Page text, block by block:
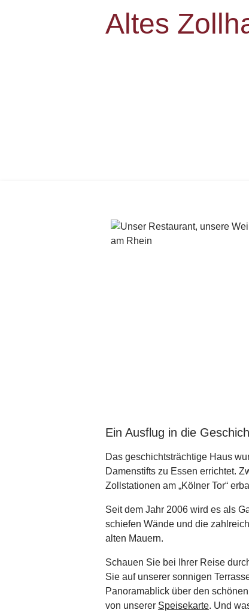
Altes
Ein Ausflug in die
Das geschichtsträchtige Haus
Damenstifts zu Essen errichtet.
Zollstationen am „Kölner Tor“
Seit dem Jahr 2006 wird es als
schiefen Wände und die
alten Mauern.
Schauen Sie bei Ihrer Reise
Sie auf unserer sonnigen
Panoramablick über den
von unserer Speisekarte. Und